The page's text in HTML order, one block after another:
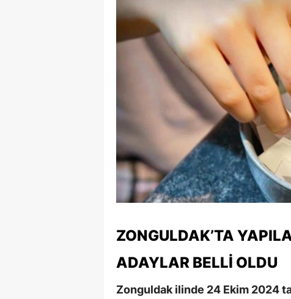
Elazığ
Hatay
ZONGULDAK’TA
ADAYLAR BELLI OLDU
Zonguldak ilinde 24 Ekim 2024